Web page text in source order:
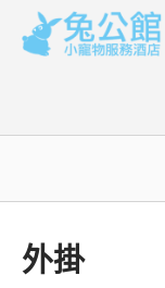
content
外掛